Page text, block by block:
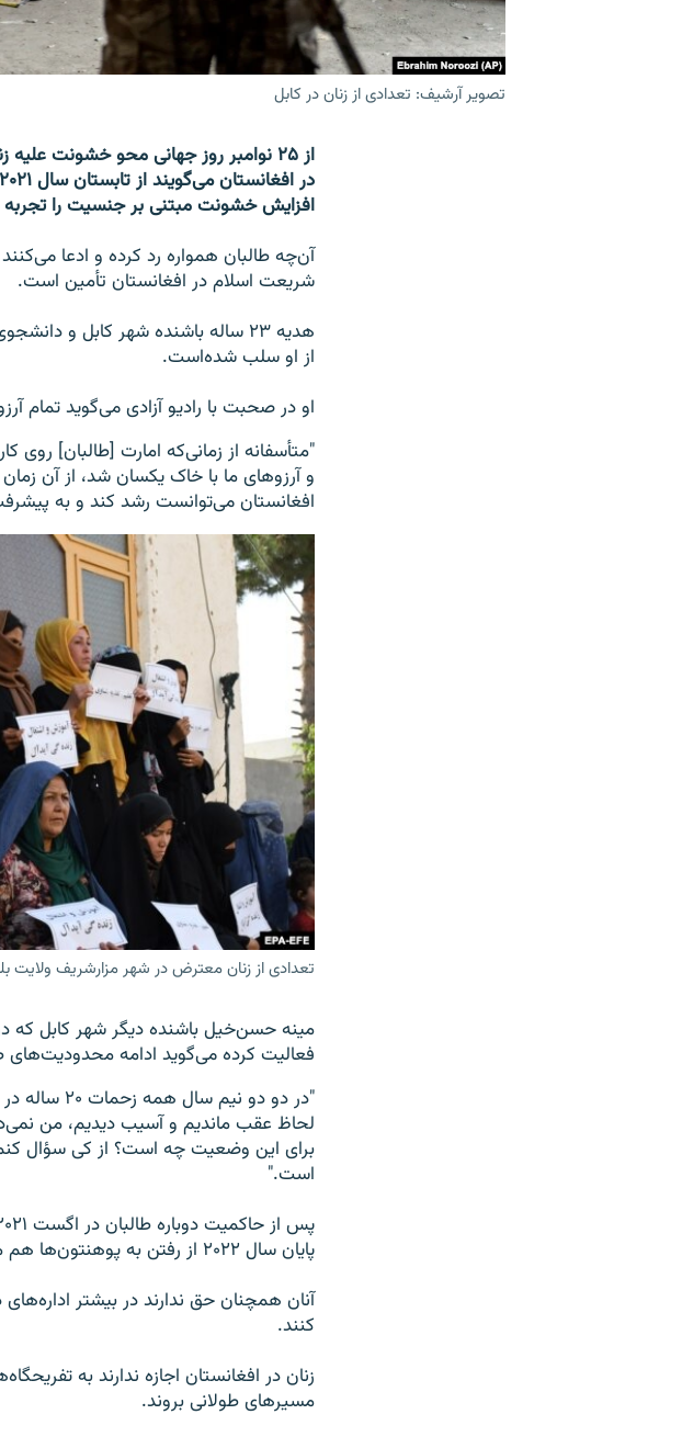
تصویر آرشیف: تعدادی از زنان در کابل
از ۲۵ نوامبر روز جهانی محو خشونت
افزایش خشونت مبتنی بر جنسیت را
آن‌چه طالبان همواره رد کرده و ادعا
شریعت اسلام در افغانستان تأمین است.
هدیه ۲۳ ساله باشنده شهر کابل و
از او سلب شده‌است.
او در صحبت با رادیو آزادی می‌گوید تمام
"متأسفانه از زمانی‌که امارت [طالبان]
و آرزوهای ما با خاک یکسان شد، از آن
افغانستان می‌توانست رشد کند و به
تعدادی از زنان معترض در شهر مزارشریف ولایت
فعالیت کرده می‌گوید ادامه محدودیت‌های
"در دو دو
لحاظ عقب ماندیم و آسیب دیدیم، من
برای این وضعیت چه است؟ از کی سؤال
است."
پایان سال ۲۰۲۲ از رفتن به پوهنتون‌ها هم منع شده‌اند.
آنان همچنان حق ندارند در بیشتر
کنند.
زنان در افغانستان اجازه ندارند به
مسیرهای طولانی بروند.